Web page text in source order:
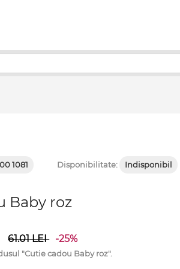
1081 Disponibilitate: Indisponibil
Baby roz
61.01LEI -25%
"Cutie cadou Baby roz".